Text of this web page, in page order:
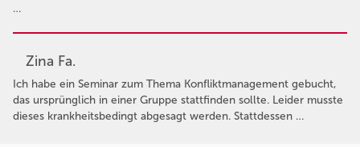
…
Zina Fa.
Ich habe ein Seminar zum Thema Konfliktmanagement gebucht,
das ursprünglich in einer Gruppe stattfinden sollte. Leider musste
dieses krankheitsbedingt abgesagt werden. Stattdessen …